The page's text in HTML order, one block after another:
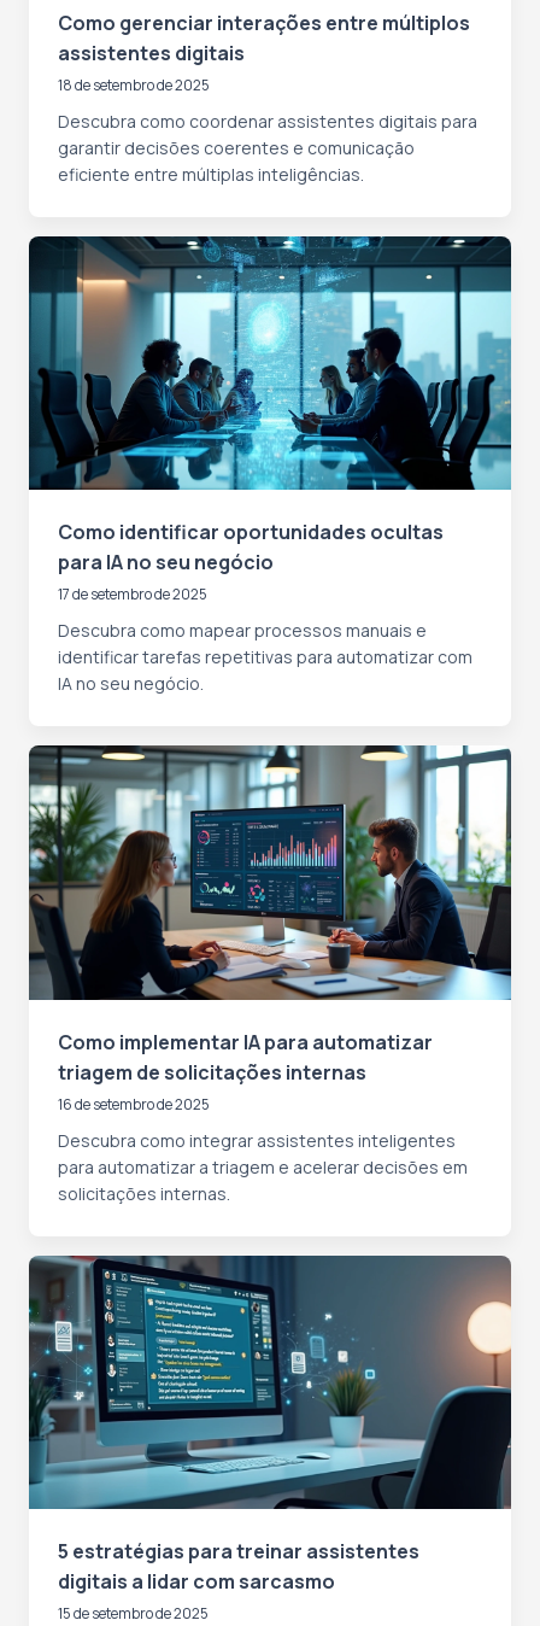
Como gerenciar interações entre múltiplos
assistentes digitais
18 de setembro de 2025
Descubra como coordenar assistentes digitais para
garantir decisões coerentes e comunicação
eficiente entre múltiplas inteligências.
Como identificar oportunidades ocultas
para IA no seu negócio
17 de setembro de 2025
Descubra como mapear processos manuais e
identificar tarefas repetitivas para automatizar com
IA no seu negócio.
Como implementar IA para automatizar
triagem de solicitações internas
16 de setembro de 2025
Descubra como integrar assistentes inteligentes
para automatizar a triagem e acelerar decisões em
solicitações internas.
5 estratégias para treinar assistentes
digitais a lidar com sarcasmo
15 de setembro de 2025